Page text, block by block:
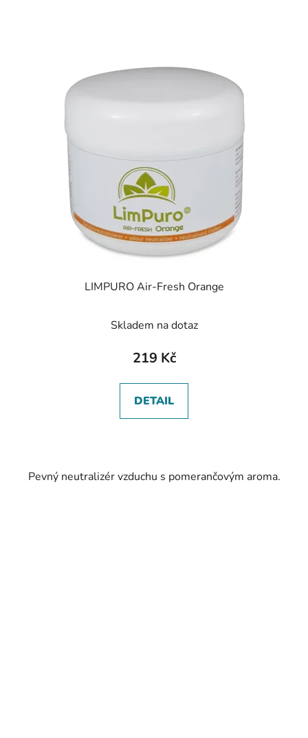
LIMPURO Air-Fresh Orange
Skladem na dotaz
219 Kč
DETAIL
Pevný neutralizér vzduchu s pomerančovým aroma.